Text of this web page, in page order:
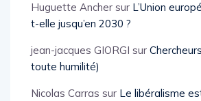
Huguette Ancher sur L’Union
t-elle jusqu’en 2030 ?
jean-jacques GIORGI sur
toute humilité)
Nicolas Carras sur Le libéralisme